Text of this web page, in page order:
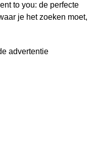
to you: de perfecte
je het zoeken moet,
advertentie